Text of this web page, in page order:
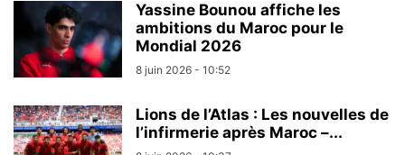
Yassine Bounou affiche les
ambitions du Maroc pour le
Mondial 2026
8 juin 2026 - 10:52
Lions de l’Atlas : Les nouvelles de
l’infirmerie après Maroc –...